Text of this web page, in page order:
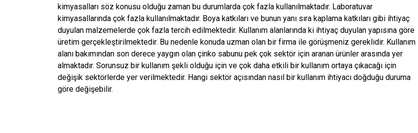
kimyasalları söz konusu olduğu zaman bu durumlarda çok fazla kullanılmaktadır. Laboratuvar
kimyasallarında çok fazla kullanılmaktadır. Boya katkıları ve bunun yanı sıra kaplama katkıları gibi ihtiyaç
duyulan malzemelerde çok fazla tercih edilmektedir. Kullanım alanlarında ki ihtiyaç duyulan yapısına göre
üretim gerçekleştirilmektedir. Bu nedenle konuda uzman olan bir firma ile görüşmeniz gereklidir. Kullanım
alanı bakımından son derece yaygın olan çinko sabunu pek çok sektör için aranan ürünler arasında yer
almaktadır. Sorunsuz bir kullanım şekli olduğu için ve çok daha etkili bir kullanım ortaya çıkacağı için
değişik sektörlerde yer verilmektedir. Hangi sektör açısından nasıl bir kullanım ihtiyacı doğduğu duruma
göre değişebilir.